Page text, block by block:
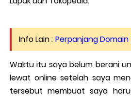
Info Lain : Perpanjang
Waktu itu saya belum berani
lewat online setelah saya
tersebut membuat saya